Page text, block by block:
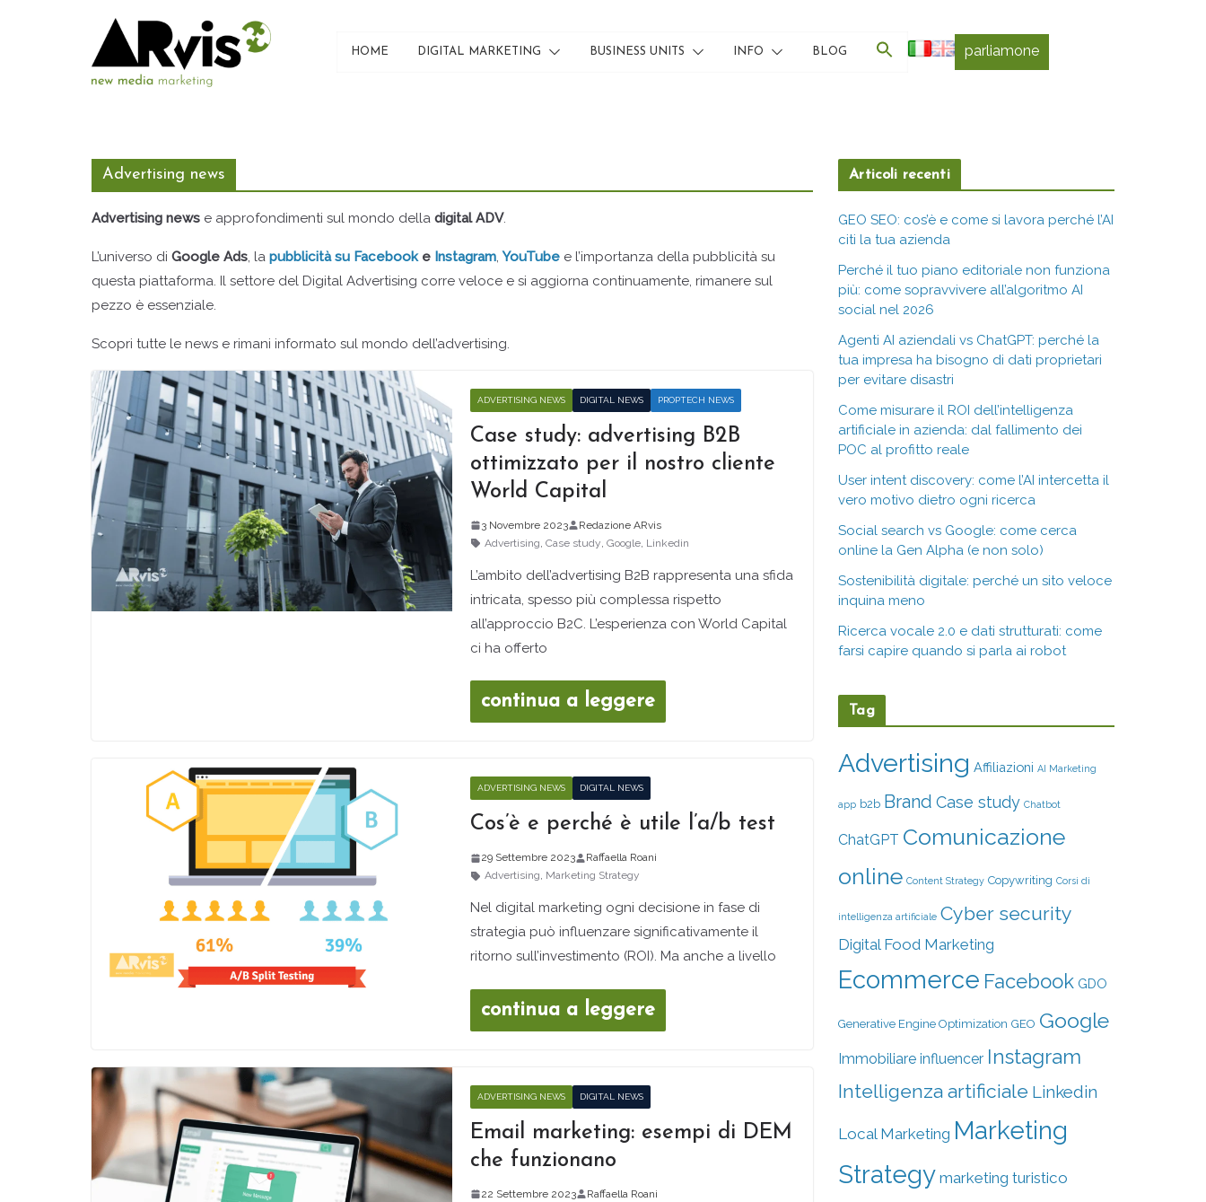
HOME DIGITAL MARKETING BUSINESS UNITS INFO BLOG parliamone
Advertising news
Advertising news e approfondimenti sul mondo della digital ADV.
L’universo di Google Ads, la pubblicità su Facebooke Instagram,YouTube e l’importanza della pubblicità su
questa piattaforma. Il settore del Digital Advertising corre veloce e si aggiorna continuamente, rimanere sul
pezzo è essenziale.
Scopri tutte le news e rimani informato sul mondo dell’advertising.
ADVERTISING NEWS DIGITAL NEWS PROPTECH NEWS
Case study: advertising B2B
ottimizzato per il nostro cliente
World Capital
3 Novembre 2023
Redazione ARvis
Advertising ,Case study ,Google Linkedin
L’ambito dell’advertising B2B rappresenta una sfida
intricata, spesso più complessa rispetto
all’approccio B2C. L’esperienza con World Capital
ci ha offerto
continua a leggere
ADVERTISING NEWS DIGITAL NEWS
Cos’è e perché è utile l’a/b test
29 Settembre 2023
Raffaella Roani
Advertising, Marketing Strategy
Nel digital marketing ogni decisione in fase di
strategia può influenzare significativamente il
ritorno sull’investimento (ROI). Ma anche a livello
continua a leggere
ADVERTISING NEWS DIGITAL NEWS
Email marketing: esempi di DEM
che funzionano
22 Settembre 2023
Raffaella Roani
Articoli recenti
GEO SEO: cos’è e come si lavora perché l’AI
citi la tua azienda
Perché il tuo piano editoriale non funziona
più: come sopravvivere all’algoritmo AI
social nel 2026
Agenti AI aziendali vs ChatGPT: perché la
tua impresa ha bisogno di dati proprietari
per evitare disastri
Come misurare il ROI dell’intelligenza
artificiale in azienda: dal fallimento dei
POC al profitto reale
User intent discovery: come l’AI intercetta il
vero motivo dietro ogni ricerca
Social search vs Google: come cerca
online la Gen Alpha (e non solo)
Sostenibilità digitale: perché un sito veloce
inquina meno
Ricerca vocale 2.0 e dati strutturati: come
farsi capire quando si parla ai robot
Tag
Advertising Affiliazioni AI Marketing
app b2b Brand Case study Chatbot
ChatGPT Comunicazione
online Content Strategy Copywriting Corsi di
intelligenza artificiale Cyber security
Digital Food Marketing
Ecommerce Facebook GDO
Generative Engine Optimization GEO Google
Immobiliare influencer Instagram
Intelligenza artificiale Linkedin
Local Marketing Marketing
Strategy marketing turistico